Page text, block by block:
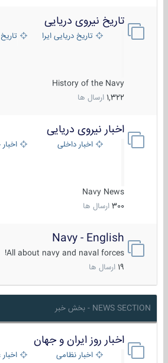
تاریخ نیروی دریایی
تاریخ دریایی ایران تاریخ
History of the Navy
1,322 ارسال ها
اخبار نیروی دریایی
اخبار داخلی اخبار
Navy News
300 ارسال ها
Navy - English
All about navy and naval forces!
ارسال ها
NEWS SECTION - بخش خبر
اخبار روز ایران و جهان
اخبار نظامی
اخبار